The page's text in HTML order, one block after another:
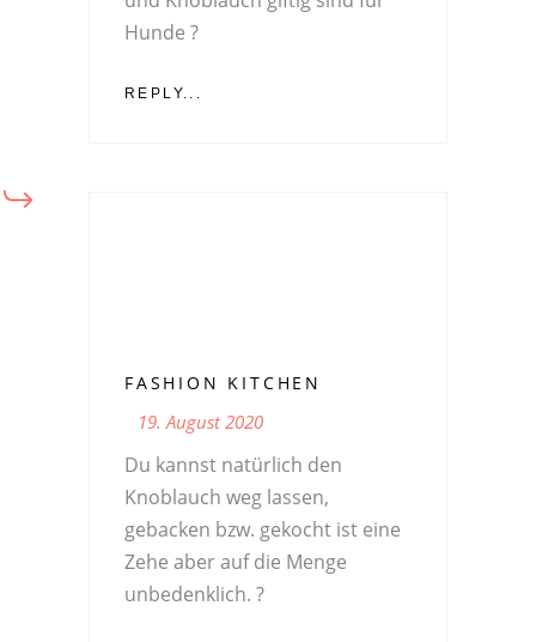
Hunde ?
REPLY...
FASHION KITCHEN
19. August 2020
Du kannst natürlich den
Knoblauch weg lassen,
gebacken bzw. gekocht ist eine
Zehe aber auf die Menge
unbedenklich. ?